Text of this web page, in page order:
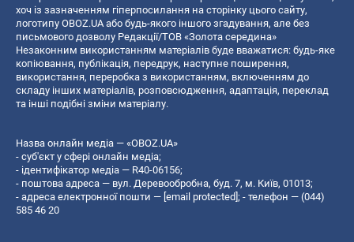
хоч із зазначенням гіперпосилання на сторінку цього сайту,
логотипу OBOZ.UA або будь-якого іншого згадування, але без
письмового дозволу Редакції/ТОВ «Золота середина»
Незаконним використанням матеріалів буде вважатися: будь-яке
копiювання, публiкацiя, передрук, наступне поширення,
використання, переробка з використанням, включенням до
складу інших матеріалів, розповсюдження, адаптація, переклад
та інші подібні зміни матеріалу.
Назва онлайн медіа — «OBOZ.UA»
- суб'єкт у сфері онлайн медіа;
- ідентифікатор медіа — R40-06156;
- поштова адреса — вул. Деревообробна, буд. 7, м. Київ, 01013;
- адреса електронної пошти — [email protected] ; - телефон — (044)
585 46 20